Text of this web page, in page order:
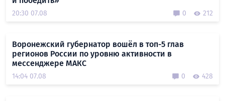
20:30 07.08 0 212
Воронежский губернатор вошёл в топ-5 глав
регионов России по уровню активности в
мессенджере МАКС
14:04 07.08 0 428